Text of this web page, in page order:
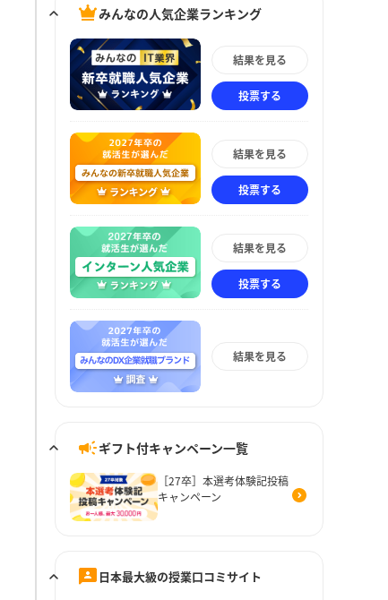
みんなの人気企業ランキング
結果を見る
投票する
結果を見る
投票する
結果を見る
投票する
結果を見る
ギフト付キャンペーン一覧
［27卒］本選考体験記投稿
キャンペーン
日本最大級の授業口コミサイト